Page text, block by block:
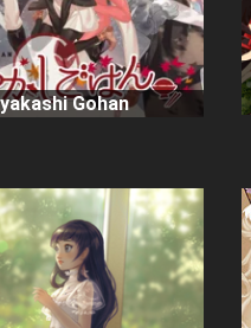
Gohan